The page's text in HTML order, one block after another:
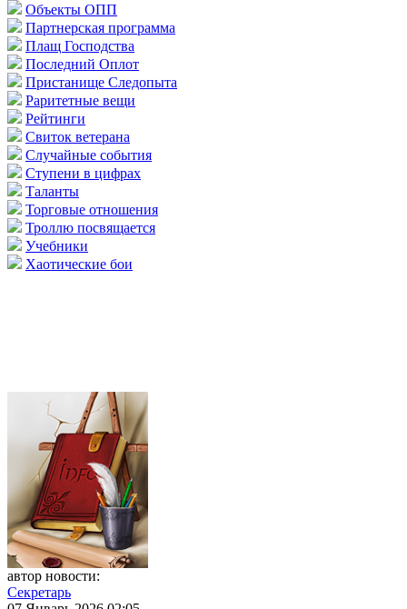
Объекты ОПП
Партнерская программа
Плащ Господства
Последний Оплот
Пристанище Следопыта
Раритетные вещи
Рейтинги
Свиток ветерана
Случайные события
Ступени в цифрах
Таланты
Торговые отношения
Троллю посвящается
Учебники
Хаотические бои
автор новости:
Секретарь